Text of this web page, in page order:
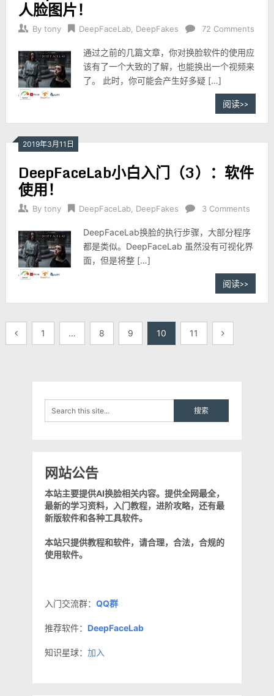
人脸图片！
By tony DeepFaceLab, DeepFakes 72 Comments
通过之前的几篇文章，你对换脸软件的使用应
该有了一个大致的了解，也能换出一个视频来
了。 此时，你可能会产生好多疑 […]
阅读>>
2019年3月11日
DeepFaceLab小白入门（3）：软件
使用！
By tony DeepFaceLab, DeepFakes 3 Comments
DeepFaceLab换脸的执行步骤，大部分程序
都是类似。DeepFaceLab 虽然没有可视化界
面，但是将整 […]
阅读>>
文
1 … 8 9 10 11
网站公告
本站主要提供AI换脸相关内容。提供全网最全，
最新的学习资料，入门教程，进阶攻略，还有最
新版软件和各种工具软件。
本站只提供教程和软件，请合理，合法，合规的
使用软件。
入门交流群： QQ群
推荐软件： DeepFaceLab
知识星球： 加入